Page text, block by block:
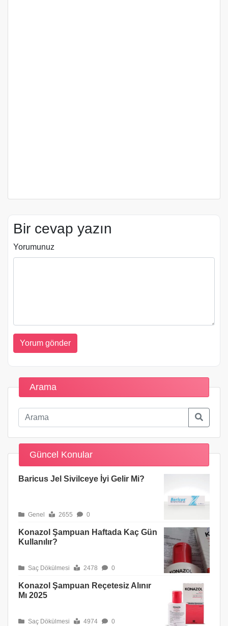
Bir cevap yazın
Yorumunuz
Arama
Güncel Konular
Baricus Jel Sivilceye İyi Gelir Mi?
Genel 2655 0
Konazol Şampuan Haftada Kaç Gün
Kullanılır?
Saç Dökülmesi 2478 0
Konazol Şampuan Reçetesiz Alınır
Mı 2025
Saç Dökülmesi 4974 0